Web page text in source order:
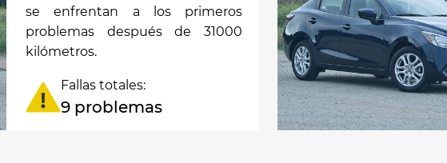
se enfrentan a los primeros
problemas después de 31000
kilómetros.
Fallas totales:
9 problemas